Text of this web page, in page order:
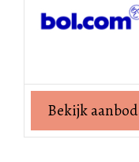
Bekijk aanbod